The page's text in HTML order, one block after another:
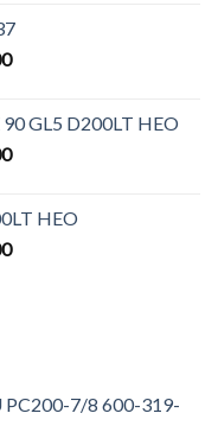
Current
Rp1,300,000.
GL5 D200LT HEO
Current
Rp6,087,000.
HEO
Current
PC200-7/8 600-319-